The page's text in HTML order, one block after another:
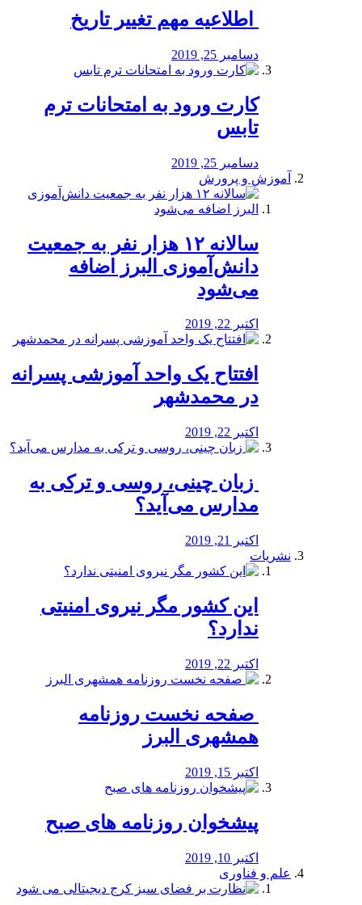
️ اطلاعیه مهم تغییر تاریخ
دسامبر 25, 2019
کارت ورود به امتحانات ترم
تابس
دسامبر 25, 2019
آموزش و پرورش
️سالانه ۱۲ هزار نفر به جمعیت
دانش‌آموزی البرز اضافه
می‌شود
اکتبر 22, 2019
افتتاح یک واحد آموزشی پسرانه
در محمدشهر
اکتبر 22, 2019
️ زبان چینی، روسی و ترکی به
مدارس می‌آید؟
اکتبر 21, 2019
نشریات
این کشور مگر نیروی امنیتی
ندارد؟
اکتبر 22, 2019
️ صفحه نخست روزنامه‌
همشهری البرز
اکتبر 15, 2019
پیشخوان روزنامه های صبح
اکتبر 10, 2019
علم و فناوری